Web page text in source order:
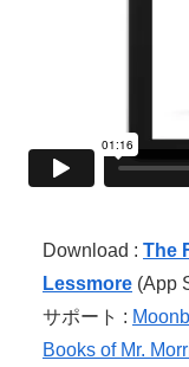
Download : The
Lessmore (App
サポート :
Books of Mr.